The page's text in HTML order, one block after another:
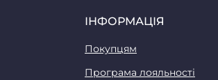
ІНФОРМАЦІЯ
Покупцям
Програма лояльності